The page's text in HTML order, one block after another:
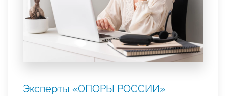
Эксперты «ОПОРЫ РОССИИ»